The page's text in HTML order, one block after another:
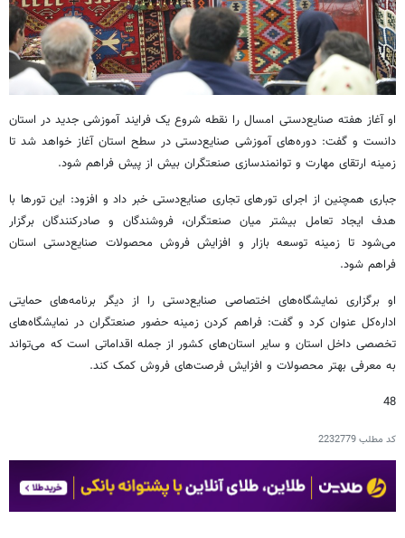
‌او آغاز هفته صنایع‌دستی امسال را نقطه شروع یک فرایند آموزشی جدید در استان
دانست و گفت: دوره‌های آموزشی صنایع‌دستی در سطح استان آغاز خواهد شد تا
زمینه ارتقای مهارت و توانمندسازی صنعتگران بیش از پیش فراهم شود.
جباری همچنین از اجرای تورهای تجاری صنایع‌دستی خبر داد و افزود: این تورها با
هدف ایجاد تعامل بیشتر میان صنعتگران، فروشندگان و صادرکنندگان برگزار
می‌شود تا زمینه توسعه بازار و افزایش فروش محصولات صنایع‌دستی استان
فراهم شود.
او برگزاری نمایشگاه‌های اختصاصی صنایع‌دستی را از دیگر برنامه‌های حمایتی
اداره‌کل عنوان کرد و گفت: فراهم کردن زمینه حضور صنعتگران در نمایشگاه‌های
تخصصی داخل استان و سایر استان‌های کشور از جمله اقداماتی است که می‌تواند
به معرفی بهتر محصولات و افزایش فرصت‌های فروش کمک کند.
48
کد مطلب2232779